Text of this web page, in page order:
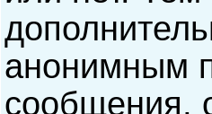
анонимным
сообщения,